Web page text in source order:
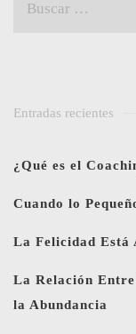
Entradas recientes
¿Qué es el
Cuando lo
La Felicidad Está
La Relación
la Abundancia